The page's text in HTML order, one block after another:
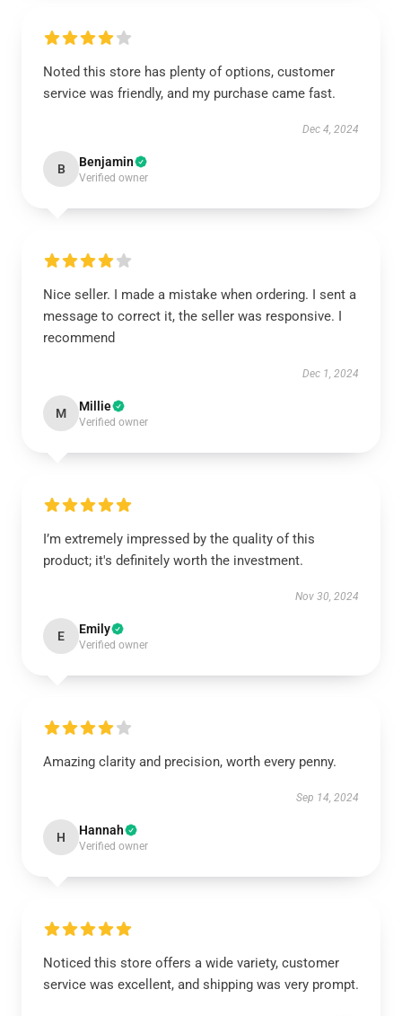
Noted this store has plenty of options, customer
service was friendly, and my purchase came fast.
Dec 4, 2024
B Benjamin
Verified owner
Nice seller. I made a mistake when ordering. I sent a
message to correct it, the seller was responsive. I
recommend
Dec 1, 2024
M Millie
Verified owner
I’m extremely impressed by the quality of this
product; it's definitely worth the investment.
Nov 30, 2024
E Emily
Verified owner
Amazing clarity and precision, worth every penny.
Sep 14, 2024
H Hannah
Verified owner
Noticed this store offers a wide variety, customer
service was excellent, and shipping was very prompt.